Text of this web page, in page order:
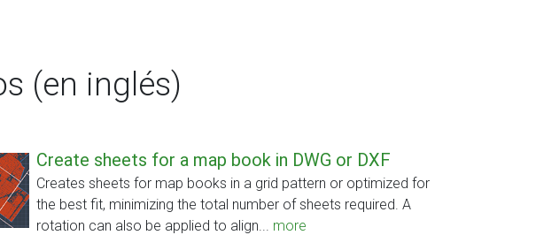
(en inglés)
Create sheets for a map book in DWG or DXF
Creates sheets for map books in a grid pattern or optimized for
the best fit, minimizing the total number of sheets required. A
rotation can also be applied to align... more